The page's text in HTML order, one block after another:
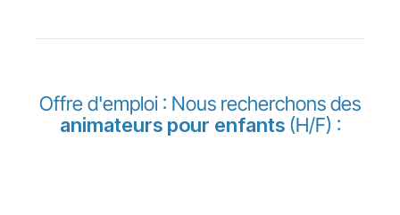
Offre d'emploi : Nous recherchons des
animateurs pour enfants(H/F) :